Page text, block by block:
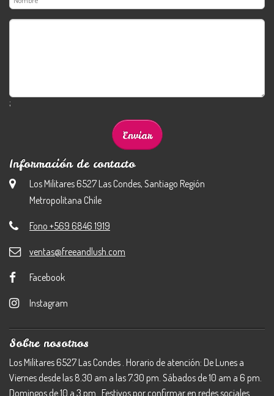
;
Información de contacto
Los Militares 6527 Las Condes, Santiago Región
Metropolitana Chile
Fono +569 6846 1919
ventas@freeandlush.com
Facebook
Instagram
Sobre nosotros
Los Militares 6527 Las Condes . Horario de atención: De Lunes a
Viernes desde las 8.30 am a las 7.30 pm. Sábados de 10 am a 6 pm.
Domingos de 10 a 3 pm . Festivos por confirmar en redes sociales.